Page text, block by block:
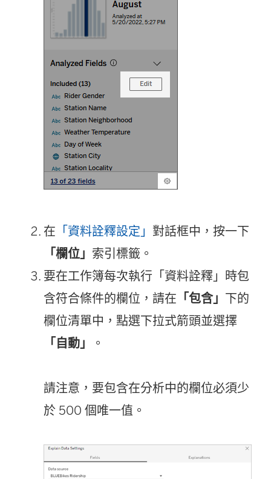
在 「資料詮釋設定」 對話框中，按一下
「欄位」 索引標籤。
要在工作簿每次執行「資料詮釋」時包
含符合條件的欄位，請在 「包含」 下的
欄位清單中，點選下拉式箭頭並選擇
「自動」
。
請注意，要包含在分析中的欄位必須少
於 500 個唯一值。